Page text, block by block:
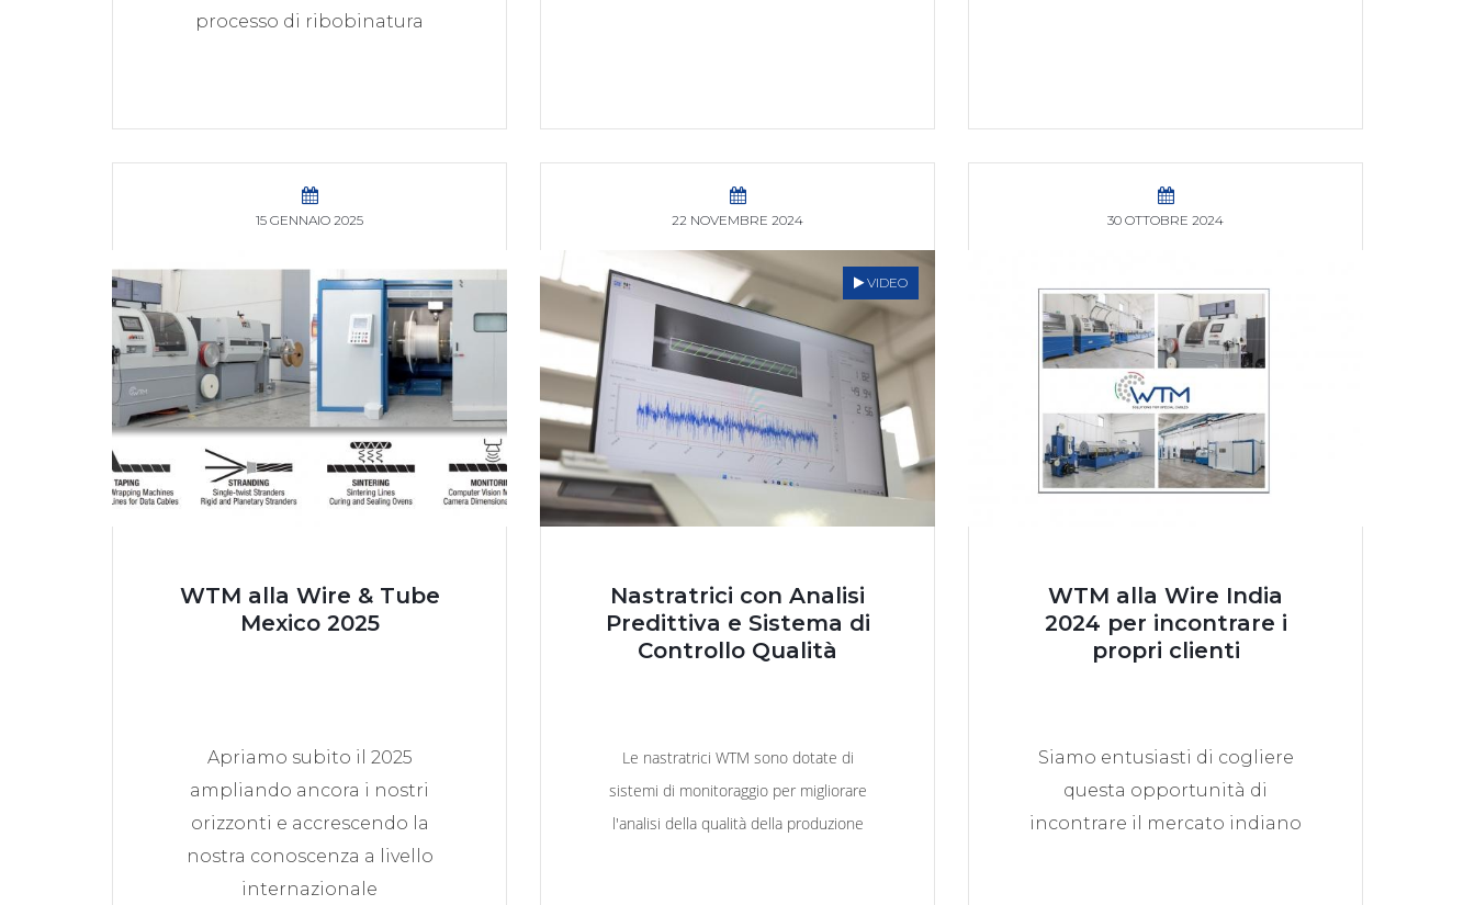
processo di ribobinatura
15 GENNAIO 2025
WTM alla Wire & Tube
Mexico 2025
Apriamo subito il 2025
ampliando ancora i nostri
orizzonti e accrescendo la
nostra conoscenza a livello
internazionale
22 NOVEMBRE 2024
VIDEO
Nastratrici con Analisi
Predittiva e Sistema di
Controllo Qualità
Le nastratrici WTM sono dotate di
sistemi di monitoraggio per migliorare
l'analisi della qualità della produzione
30 OTTOBRE 2024
WTM alla Wire India
2024 per incontrare i
propri clienti
Siamo entusiasti di cogliere
questa opportunità di
incontrare il mercato indiano